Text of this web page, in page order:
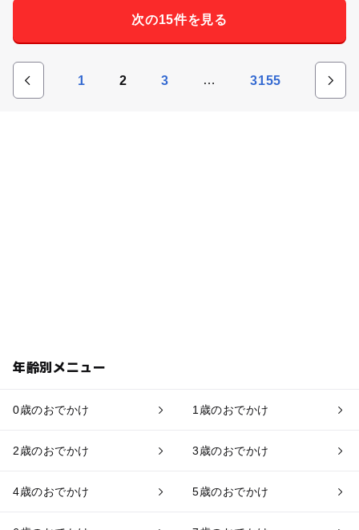
次の15件を見る
1 2 3 … 3155
年齢別メニュー
0歳のおでかけ 1歳のおでかけ
2歳のおでかけ 3歳のおでかけ
4歳のおでかけ 5歳のおでかけ